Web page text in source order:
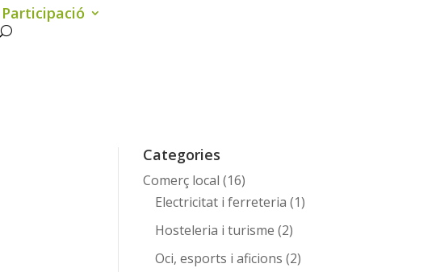
Participació
Categories
Comerç local (16)
Electricitat i ferreteria (1)
Hosteleria i turisme (2)
Oci, esports i aficions (2)